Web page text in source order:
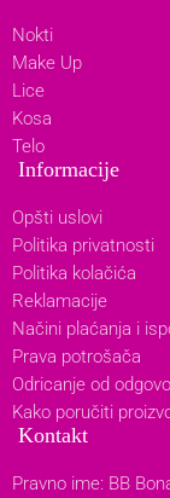
Nokti
Make Up
Lice
Kosa
Telo
Informacije
Opšti uslovi
Politika privatnosti
Politika kolačića
Reklamacije
Načini plaćanja i
Prava potrošača
Odricanje od
Kako poručiti
Kontakt
Pravno ime: BB